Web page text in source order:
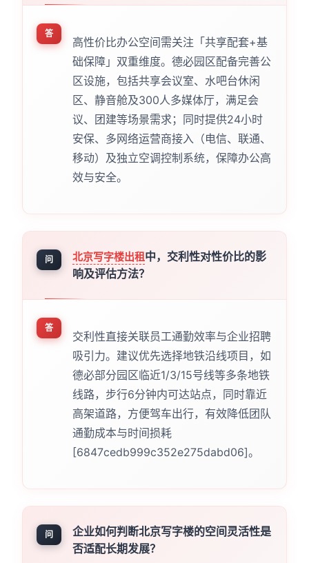
答
高性价比办公空间需关注「共享配套+基
础保障」双重维度。德必园区配备完善公
区设施，包括共享会议室、水吧台休闲
区、静音舱及300人多媒体厅，满足会
议、团建等场景需求；同时提供24小时
安保、多网络运营商接入（电信、联通、
移动）及独立空调控制系统，保障办公高
效与安全。
问 北京写字楼出租中，交利性对性价比的影
响及评估方法？
答
交利性直接关联员工通勤效率与企业招聘
吸引力。建议优先选择地铁沿线项目，如
德必部分园区临近1/3/15号线等多条地铁
线路，步行6分钟内可达站点，同时靠近
高架道路，方便驾车出行，有效降低团队
通勤成本与时间损耗
[6847cedb999c352e275dabd06]。
问
企业如何判断北京写字楼的空间灵活性是
否适配长期发展？